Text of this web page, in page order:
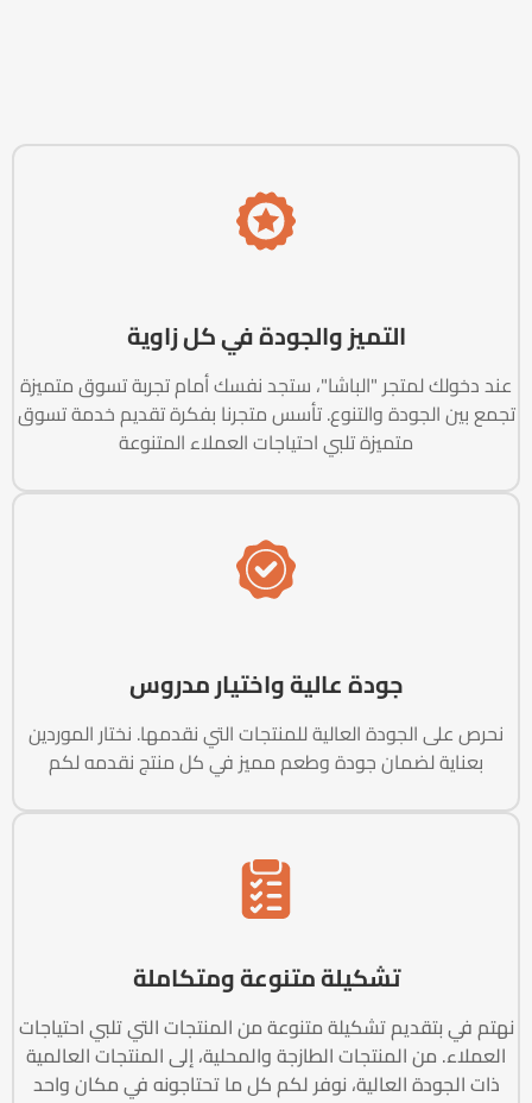
التميز والجودة في كل زاوية
عند دخولك لمتجر "الباشا"، ستجد نفسك أمام تجربة تسوق متميزة
تجمع بين الجودة والتنوع. تأسس متجرنا بفكرة تقديم خدمة تسوق
متميزة تلبي احتياجات العملاء المتنوعة
جودة عالية واختيار مدروس
نحرص على الجودة العالية للمنتجات التي نقدمها. نختار الموردين
بعناية لضمان جودة وطعم مميز في كل منتج نقدمه لكم
تشكيلة متنوعة ومتكاملة
نهتم في بتقديم تشكيلة متنوعة من المنتجات التي تلبي احتياجات
العملاء. من المنتجات الطازجة والمحلية، إلى المنتجات العالمية
ذات الجودة العالية، نوفر لكم كل ما تحتاجونه في مكان واحد